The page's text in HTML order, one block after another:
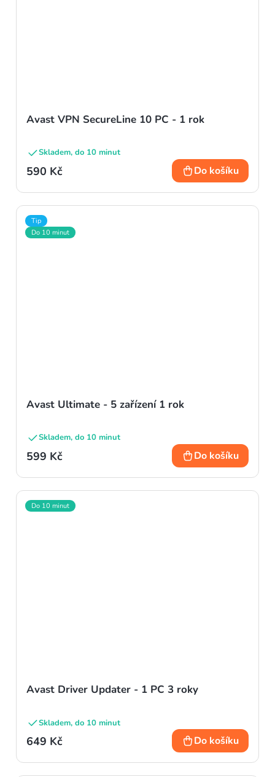
Avast VPN SecureLine 10 PC - 1 rok
Skladem, do 10 minut
590 Kč Do košíku
Tip
Do 10 minut
Avast Ultimate - 5 zařízení 1 rok
Skladem, do 10 minut
599 Kč Do košíku
Do 10 minut
Avast Driver Updater - 1 PC 3 roky
Skladem, do 10 minut
649 Kč Do košíku